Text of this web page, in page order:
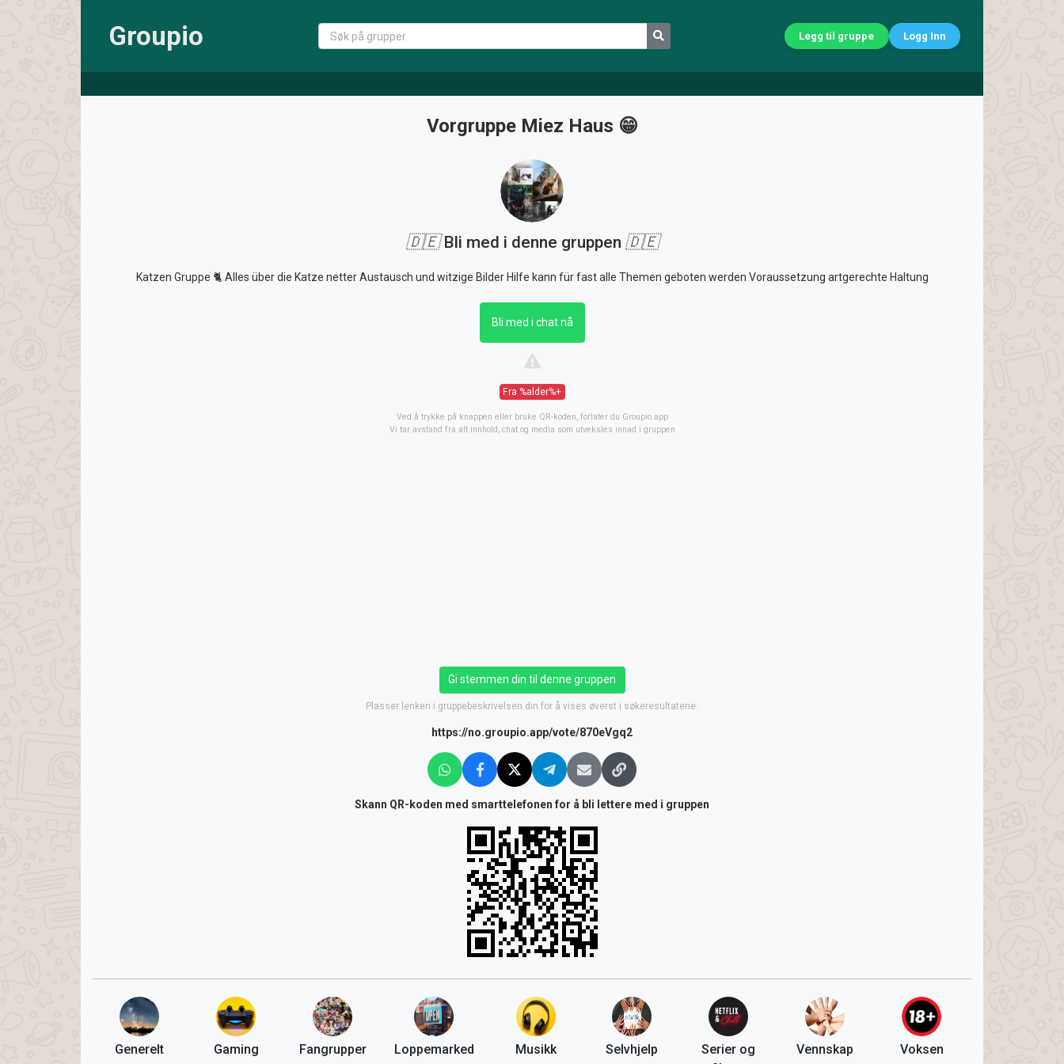
Groupio Legg til gruppe Logg Inn
Vorgruppe Miez Haus 😁
🇩🇪Bli med i denne gruppen 🇩🇪
Katzen Gruppe 🐈 Alles über die Katze netter Austausch und witzige Bilder Hilfe kann für fast alle Themen geboten werden Voraussetzung artgerechte Haltung
Bli med i chat nå
Fra %alder%+
Ved å trykke på knappen eller bruke QR-koden, forlater du Groupio.app
Vi tar avstand fra alt innhold, chat og media som utveksles innad i gruppen
Gi stemmen din til denne gruppen
Plasser lenken i gruppebeskrivelsen din for å vises øverst i søkeresultatene.
https://no.groupio.app/vote/870eVgq2
Skann QR-koden med smarttelefonen for å bli lettere med i gruppen
Generelt Gaming Fangrupper Loppemarked Musikk Selvhjelp
Serier og
Vennskap Voksen